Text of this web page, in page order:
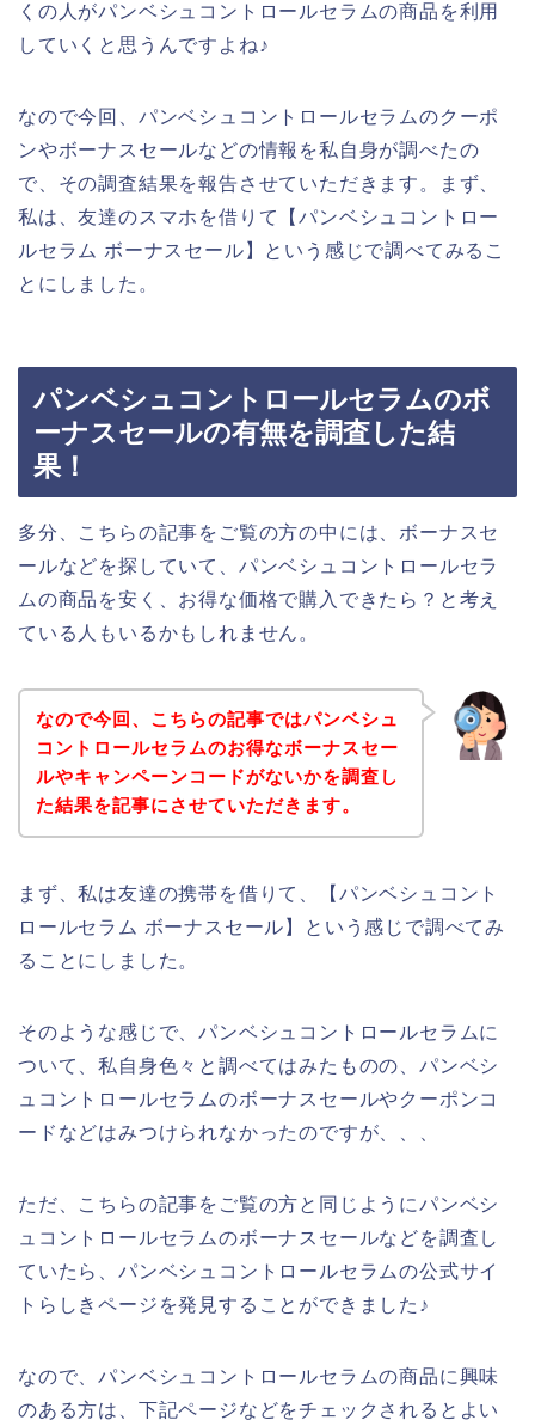
くの人がパンベシュコントロールセラムの商品を利用
していくと思うんですよね♪
なので今回、パンベシュコントロールセラムのクーポ
ンやボーナスセールなどの情報を私自身が調べたの
で、その調査結果を報告させていただきます。まず、
私は、友達のスマホを借りて【パンベシュコントロー
ルセラム ボーナスセール】という感じで調べてみるこ
とにしました。
パンベシュコントロールセラムのボ
ーナスセールの有無を調査した結
果！
多分、こちらの記事をご覧の方の中には、ボーナスセ
ールなどを探していて、パンベシュコントロールセラ
ムの商品を安く、お得な価格で購入できたら？と考え
ている人もいるかもしれません。
なので今回、こちらの記事ではパンベシュ
コントロールセラムのお得なボーナスセー
ルやキャンペーンコードがないかを調査し
た結果を記事にさせていただきます。
まず、私は友達の携帯を借りて、【パンベシュコント
ロールセラム ボーナスセール】という感じで調べてみ
ることにしました。
そのような感じで、パンベシュコントロールセラムに
ついて、私自身色々と調べてはみたものの、パンベシ
ュコントロールセラムのボーナスセールやクーポンコ
ードなどはみつけられなかったのですが、、、
ただ、こちらの記事をご覧の方と同じようにパンベシ
ュコントロールセラムのボーナスセールなどを調査し
ていたら、パンベシュコントロールセラムの公式サイ
トらしきページを発見することができました♪
なので、パンベシュコントロールセラムの商品に興味
のある方は、下記ページなどをチェックされるとよい